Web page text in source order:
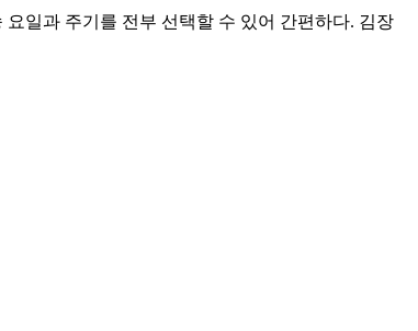
일과 주기를 전부 선택할 수 있어 간편하다. 김장